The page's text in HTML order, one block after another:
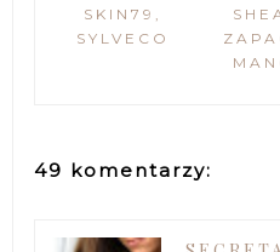
SKIN79,
SYLVECO
49 komentarzy: